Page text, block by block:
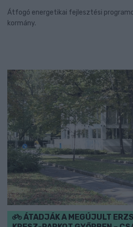
Átfogó energetikai fejlesztési
kormány.
ÁTADJÁK A MEGÚJULT